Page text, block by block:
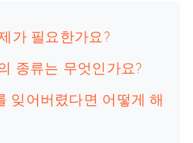
가 필요한가요?
종류는 무엇인가요?
잊어버렸다면 어떻게 해